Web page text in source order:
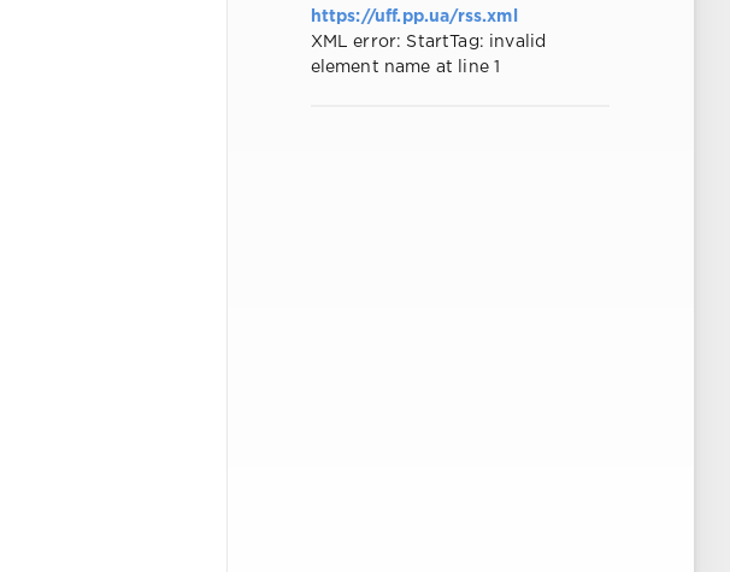
https://uff.pp.ua/rss.xml
XML error: StartTag: invalid
element name at line 1